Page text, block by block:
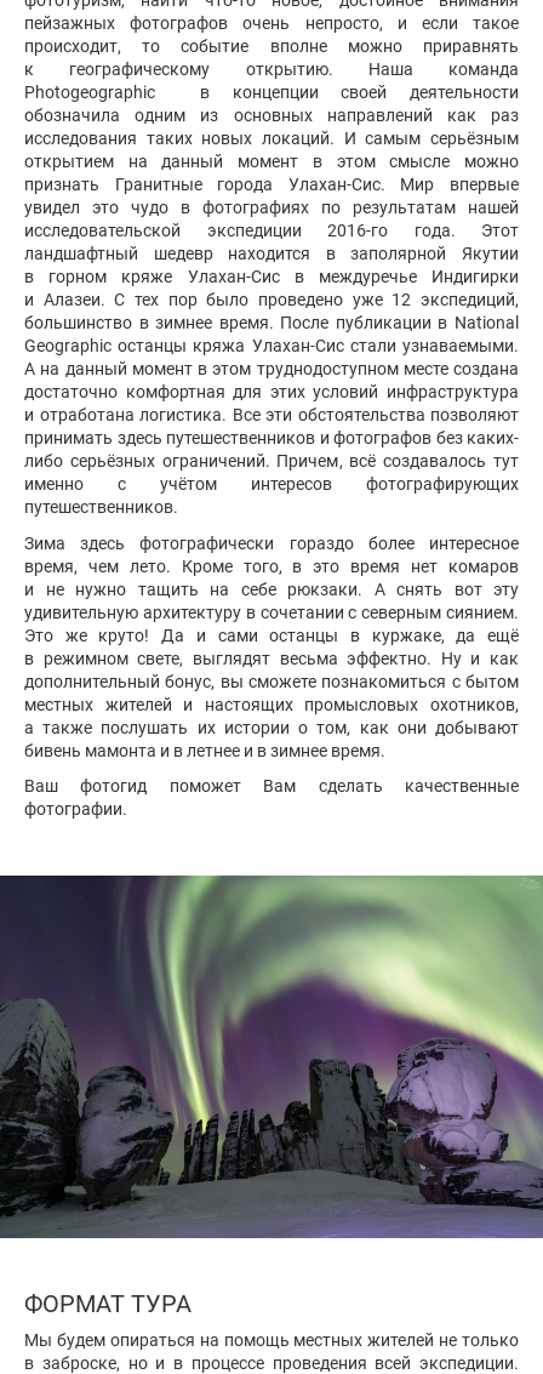
пейзажных фотографов очень непросто, и если такое
происходит, то событие вполне можно приравнять
к географическому открытию. Наша команда
Photogeographic в концепции своей деятельности
обозначила одним из основных направлений как раз
исследования таких новых локаций. И самым серьёзным
открытием на данный момент в этом смысле можно
признать Гранитные города Улахан-Сис. Мир впервые
увидел это чудо в фотографиях по результатам нашей
исследовательской экспедиции 2016-го года. Этот
ландшафтный шедевр находится в заполярной Якутии
в горном кряже Улахан-Сис в междуречье Индигирки
и Алазеи. С тех пор было проведено уже 12 экспедиций,
большинство в зимнее время. После публикации в National
Geographic останцы кряжа Улахан-Сис стали узнаваемыми.
А на данный момент в этом труднодоступном месте создана
достаточно комфортная для этих условий инфраструктура
и отработана логистика. Все эти обстоятельства позволяют
принимать здесь путешественников и фотографов без каких-
либо серьёзных ограничений. Причем, всё создавалось тут
именно с учётом интересов фотографирующих
путешественников.
Зима здесь фотографически гораздо более интересное
время, чем лето. Кроме того, в это время нет комаров
и не нужно тащить на себе рюкзаки. А снять вот эту
удивительную архитектуру в сочетании с северным сиянием.
Это же круто! Да и сами останцы в куржаке, да ещё
в режимном свете, выглядят весьма эффектно. Ну и как
дополнительный бонус, вы сможете познакомиться с бытом
местных жителей и настоящих промысловых охотников,
а также послушать их истории о том, как они добывают
бивень мамонта и в летнее и в зимнее время.
Ваш фотогид поможет Вам сделать качественные
фотографии.
ФОРМАТ ТУРА
Мы будем опираться на помощь местных жителей не только
в заброске, но и в процессе проведения всей экспедиции.